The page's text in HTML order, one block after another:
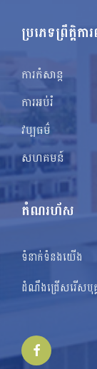
ប្រភេទព្រឹត្តិក
ការកំសាន្ត
ការអប់រំ
វប្បធម៌
សហគមន៍
តំណរហ័ស
ទំនាក់ទំនងយើង
ដំណឹងជ្រើសរើសបុ
Facebook